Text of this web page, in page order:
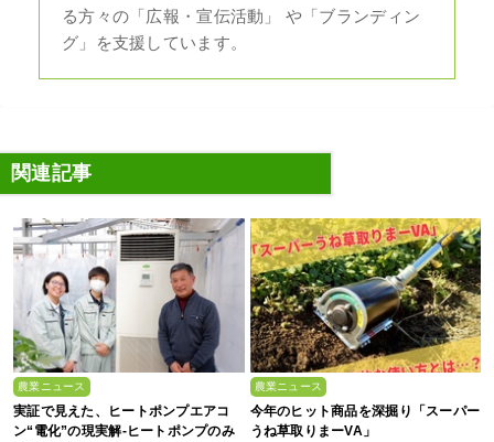
る方々の「広報・宣伝活動」 や「ブランディン
グ」を支援しています。
関連記事
農業ニュース
実証で見えた、ヒートポンプエアコ
ン“電化”の現実解-ヒートポンプのみ
農業ニュース
今年のヒット商品を深掘り「スーパー
うね草取りまーVA」